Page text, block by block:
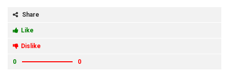
Share
Like
Dislike
0 0